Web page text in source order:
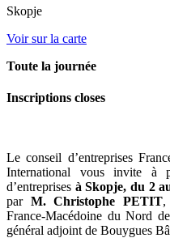
Skopje
Voir sur la carte
Toute la journée
Inscriptions closes
Le conseil d’entreprises
International vous invite à
d’entreprises à Skopje, du 2
par M. Christophe PETIT,
France-Macédoine du Nord
général adjoint de Bouygues